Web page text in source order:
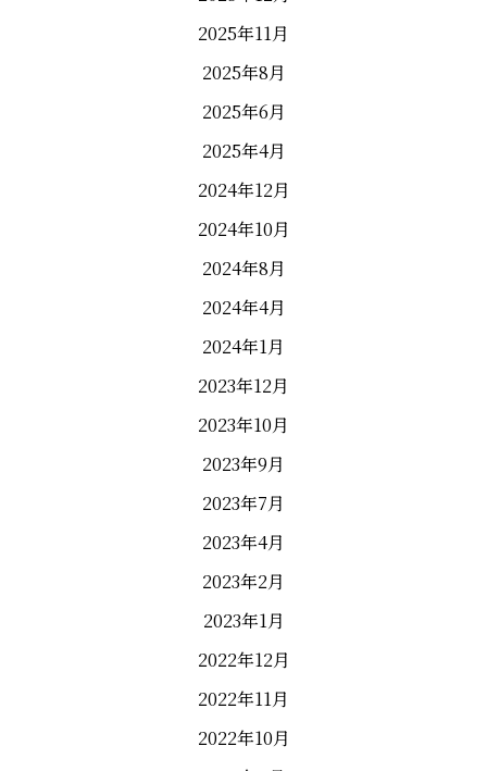
2025年11月
2025年8月
2025年6月
2025年4月
2024年12月
2024年10月
2024年8月
2024年4月
2024年1月
2023年12月
2023年10月
2023年9月
2023年7月
2023年4月
2023年2月
2023年1月
2022年12月
2022年11月
2022年10月